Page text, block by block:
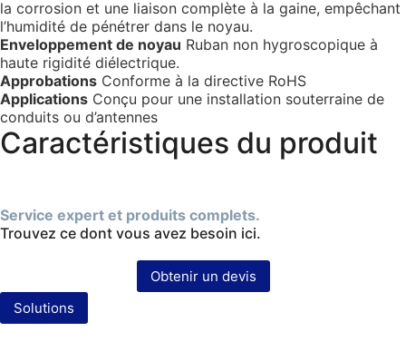
la corrosion et une liaison complète à la gaine, empêchant
l’humidité de pénétrer dans le noyau.
Enveloppement de noyau Ruban non hygroscopique à
haute rigidité diélectrique.
Approbations Conforme à la directive RoHS
Applications Conçu pour une installation souterraine de
conduits ou d’antennes
Caractéristiques du produit
Service expert et produits complets.
Trouvez ce dont vous avez besoin ici.
Obtenir un devis
Solutions